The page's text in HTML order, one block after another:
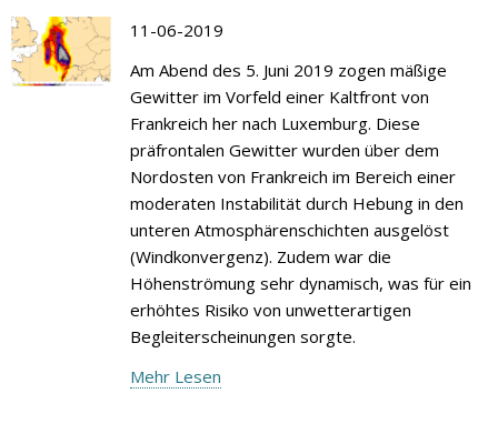
11-06-2019
Am Abend des 5. Juni 2019 zogen mäßige
Gewitter im Vorfeld einer Kaltfront von
Frankreich her nach Luxemburg. Diese
präfrontalen Gewitter wurden über dem
Nordosten von Frankreich im Bereich einer
moderaten Instabilität durch Hebung in den
unteren Atmosphärenschichten ausgelöst
(Windkonvergenz). Zudem war die
Höhenströmung sehr dynamisch, was für ein
erhöhtes Risiko von unwetterartigen
Begleiterscheinungen sorgte.
Mehr Lesen